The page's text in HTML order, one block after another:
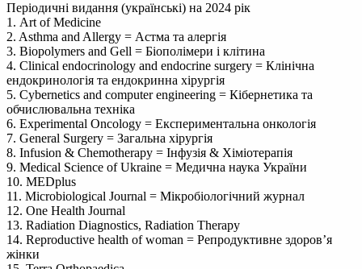
Періодичні видання (українські) на 2024 рік
1. Art of Medicine
2. Asthma and Allergy = Астма та алергія
3. Biopolymers and Gell = Біополімери і клітина
4. Clinical endocrinology and endocrine surgery = Клінічна
ендокринологія та ендокринна хірургія
5. Cybernetics and computer engineering = Кібернетика та
обчислювальна техніка
6. Experimental Oncology = Експериментальна онкологія
7. General Surgery = Загальна хірургія
8. Infusion & Chemotherapy = Інфузія & Хіміотерапія
9. Medical Science of Ukraine = Медична наука України
10. MEDplus
11. Microbiological Journal = Мікробіологічний журнал
12. One Health Journal
13. Radiation Diagnostics, Radiation Therapy
14. Reproductive health of woman = Репродуктивне здоров’я
жінки